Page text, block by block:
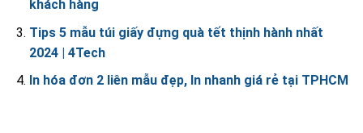
khách hàng
Tips 5 mẫu túi giấy đựng quà tết thịnh hành nhất
2024 | 4Tech
In hóa đơn 2 liên mẫu đẹp, In nhanh giá rẻ tại TPHCM